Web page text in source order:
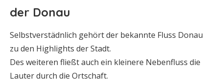
der Donau
Selbstverstädnlich gehört der bekannte Fluss Donau
zu den Highlights der Stadt.
Des weiteren fließt auch ein kleinere Nebenfluss die
Lauter durch die Ortschaft.